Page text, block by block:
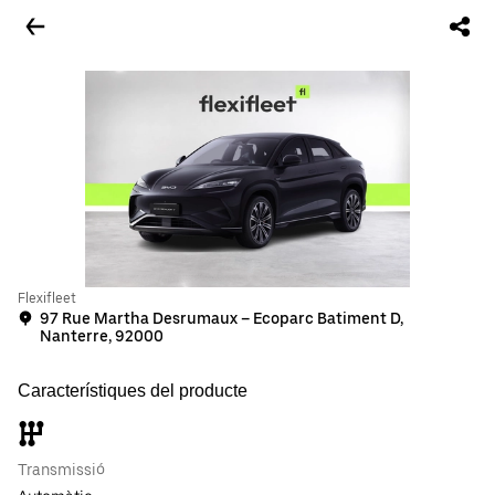
Flexifleet
97 Rue Martha Desrumaux – Ecoparc Batiment D,
Nanterre, 92000
Característiques del producte
Transmissió